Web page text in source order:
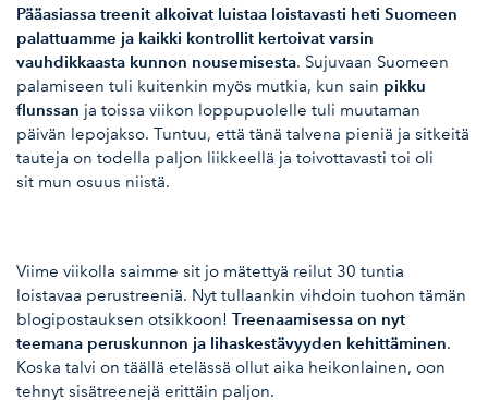
Pääasiassa treenit alkoivat luistaa loistavasti heti Suomeen
palattuamme ja kaikki kontrollit kertoivat varsin
vauhdikkaasta kunnon nousemisesta. Sujuvaan Suomeen
palamiseen tuli kuitenkin myös mutkia, kun sain pikku
flunssan ja toissa viikon loppupuolelle tuli muutaman
päivän lepojakso. Tuntuu, että tänä talvena pieniä ja sitkeitä
tauteja on todella paljon liikkeellä ja toivottavasti toi oli
sit mun osuus niistä.
Viime viikolla saimme sit jo mätettyä reilut 30 tuntia
loistavaa perustreeniä. Nyt tullaankin vihdoin tuohon tämän
blogipostauksen otsikkoon! Treenaamisessa on nyt
teemana peruskunnon ja lihaskestävyyden kehittäminen.
Koska talvi on täällä etelässä ollut aika heikonlainen, oon
tehnyt sisätreenejä erittäin paljon.